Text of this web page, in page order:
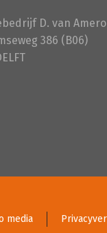
D. van
386 (B06)
media